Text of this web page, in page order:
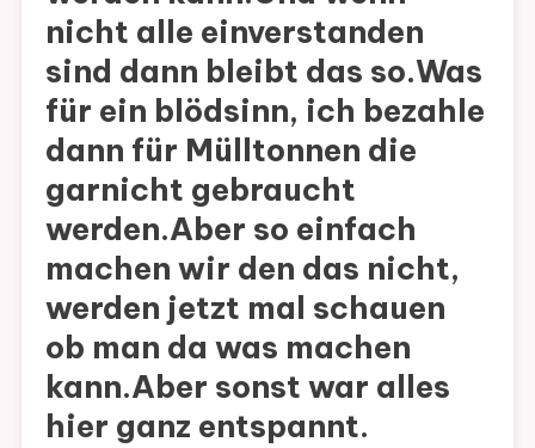
nicht alle einverstanden
sind dann bleibt das so.Was
für ein blödsinn, ich bezahle
dann für Mülltonnen die
garnicht gebraucht
werden.Aber so einfach
machen wir den das nicht,
werden jetzt mal schauen
ob man da was machen
kann.Aber sonst war alles
hier ganz entspannt.